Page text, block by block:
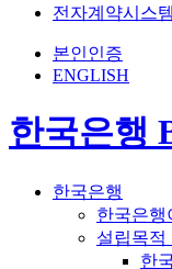
전자계약시스템
본인인증
ENGLISH
한국은행
한국은행
한국은행
설립목적
한